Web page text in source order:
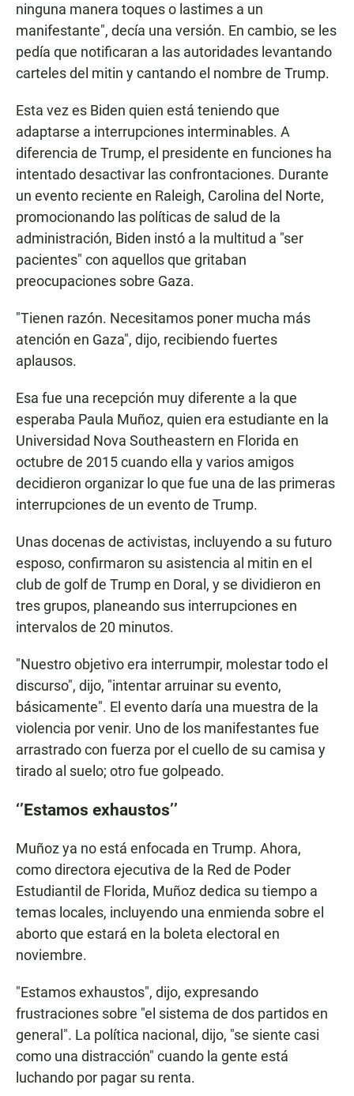
ninguna manera toques o lastimes a un
manifestante", decía una versión. En cambio, se les
pedía que notificaran a las autoridades levantando
carteles del mitin y cantando el nombre de Trump.
Esta vez es Biden quien está teniendo que
adaptarse a interrupciones interminables. A
diferencia de Trump, el presidente en funciones ha
intentado desactivar las confrontaciones. Durante
un evento reciente en Raleigh, Carolina del Norte,
promocionando las políticas de salud de la
administración, Biden instó a la multitud a "ser
pacientes" con aquellos que gritaban
preocupaciones sobre Gaza.
"Tienen razón. Necesitamos poner mucha más
atención en Gaza", dijo, recibiendo fuertes
aplausos.
Esa fue una recepción muy diferente a la que
esperaba Paula Muñoz, quien era estudiante en la
Universidad Nova Southeastern en Florida en
octubre de 2015 cuando ella y varios amigos
decidieron organizar lo que fue una de las primeras
interrupciones de un evento de Trump.
Unas docenas de activistas, incluyendo a su futuro
esposo, confirmaron su asistencia al mitin en el
club de golf de Trump en Doral, y se dividieron en
tres grupos, planeando sus interrupciones en
intervalos de 20 minutos.
"Nuestro objetivo era interrumpir, molestar todo el
discurso", dijo, "intentar arruinar su evento,
básicamente". El evento daría una muestra de la
violencia por venir. Uno de los manifestantes fue
arrastrado con fuerza por el cuello de su camisa y
tirado al suelo; otro fue golpeado.
‘’Estamos exhaustos’’
Muñoz ya no está enfocada en Trump. Ahora,
como directora ejecutiva de la Red de Poder
Estudiantil de Florida, Muñoz dedica su tiempo a
temas locales, incluyendo una enmienda sobre el
aborto que estará en la boleta electoral en
noviembre.
"Estamos exhaustos", dijo, expresando
frustraciones sobre "el sistema de dos partidos en
general". La política nacional, dijo, "se siente casi
como una distracción" cuando la gente está
luchando por pagar su renta.